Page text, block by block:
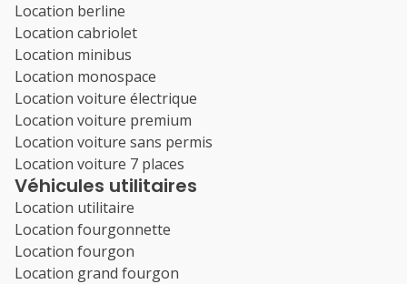
Location berline
Location cabriolet
Location minibus
Location monospace
Location voiture électrique
Location voiture premium
Location voiture sans permis
Location voiture 7 places
Véhicules utilitaires
Location utilitaire
Location fourgonnette
Location fourgon
Location grand fourgon